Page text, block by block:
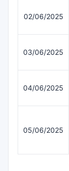
02/06/2025
03/06/2025
04/06/2025
05/06/2025